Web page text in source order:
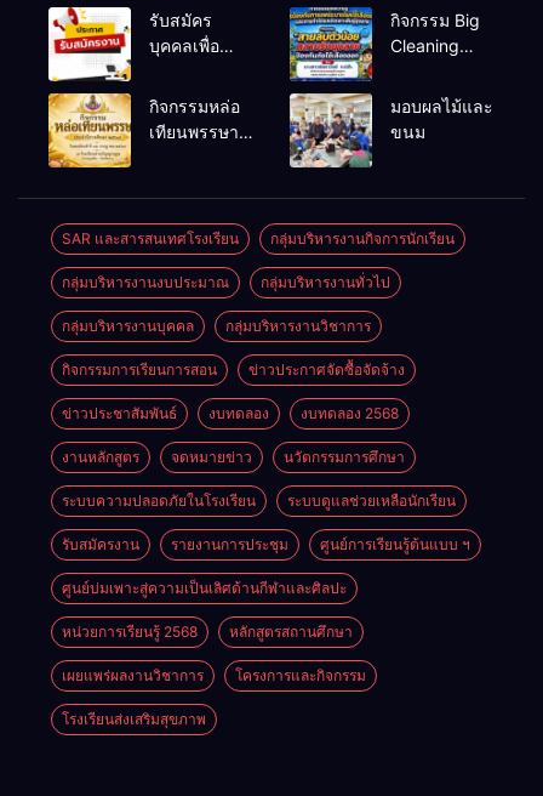
รับสมัคร
บุคคลเพื่อ
เลือกสรรเป็น
พนักงาน
กิจกรรม Big
Cleaning
ป้องกันโรคไข้
กิจกรรมหล่อ
เทียนพรรษา
มอบผลไม้และ
ขนม
SAR และสารสนเทศโรงเรียน กลุ่มบริหารงานกิจการนักเรียน
กลุ่มบริหารงานงบประมาณ กลุ่มบริหารงานทั่วไป
กลุ่มบริหารงานบุคคล กลุ่มบริหารงานวิชาการ
กิจกรรมการเรียนการสอน ข่าวประกาศจัดซื้อจัดจ้าง
ข่าวประชาสัมพันธ์ งบทดลอง งบทดลอง 2568
งานหลักสูตร จดหมายข่าว นวัตกรรมการศึกษา
ระบบความปลอดภัยในโรงเรียน ระบบดูแลช่วยเหลือนักเรียน
รับสมัครงาน รายงานการประชุม ศูนย์การเรียนรู้ต้นแบบ ฯ
ศูนย์บ่มเพาะสู่ความเป็นเลิศด้านกีฬาและศิลปะ
หน่วยการเรียนรู้ 2568 หลักสูตรสถานศึกษา
เผยแพร่ผลงานวิชาการ โครงการและกิจกรรม
โรงเรียนส่งเสริมสุขภาพ